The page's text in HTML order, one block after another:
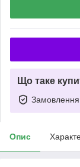
Що таке
Замовлення
Опис